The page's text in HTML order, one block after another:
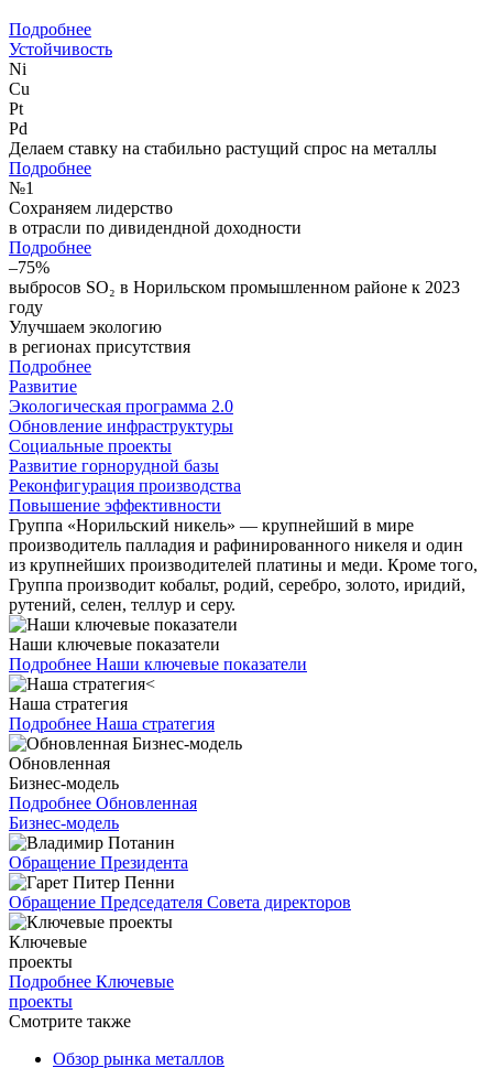
Подробнее
Устойчивость
Ni
Cu
Pt
Pd
Делаем ставку на стабильно растущий спрос на металлы
Подробнее
№1
Сохраняем лидерство
в отрасли по дивидендной доходности
Подробнее
–75%
выбросов SO₂ в Норильском промышленном районе к 2023
году
Улучшаем экологию
в регионах присутствия
Подробнее
Развитие
Экологическая программа 2.0
Обновление инфраструктуры
Социальные проекты
Развитие горнорудной базы
Реконфигурация производства
Повышение эффективности
Группа «Норильский никель» — крупнейший в мире
производитель палладия и рафинированного никеля и один
из крупнейших производителей платины и меди. Кроме того,
Группа производит кобальт, родий, серебро, золото, иридий,
рутений, селен, теллур и серу.
Наши ключевые показатели
Подробнее Наши ключевые показатели
Наша стратегия
Подробнее Наша стратегия
Обновленная
Бизнес-модель
Подробнее Обновленная
Бизнес-модель
Обращение Президента
Обращение Председателя Совета директоров
Ключевые
проекты
Подробнее Ключевые
проекты
Смотрите также
Обзор рынка металлов